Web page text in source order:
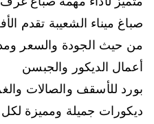
صباغ ميناء الشعيبة تقدم
من حيث الجودة والسعر ومدة
أعمال الديكور والجبسن
بورد للأسقف والصالات
ديكورات جميلة ومميزة